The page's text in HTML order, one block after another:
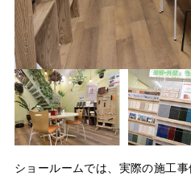
ショールームでは、実際の施工